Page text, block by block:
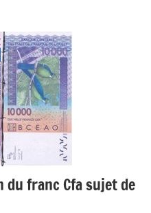
du franc Cfa sujet de